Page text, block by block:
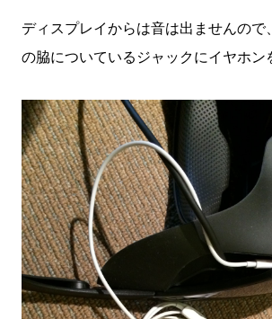
ディスプレイからは音は出ませんので
の脇についているジャックにイヤホン